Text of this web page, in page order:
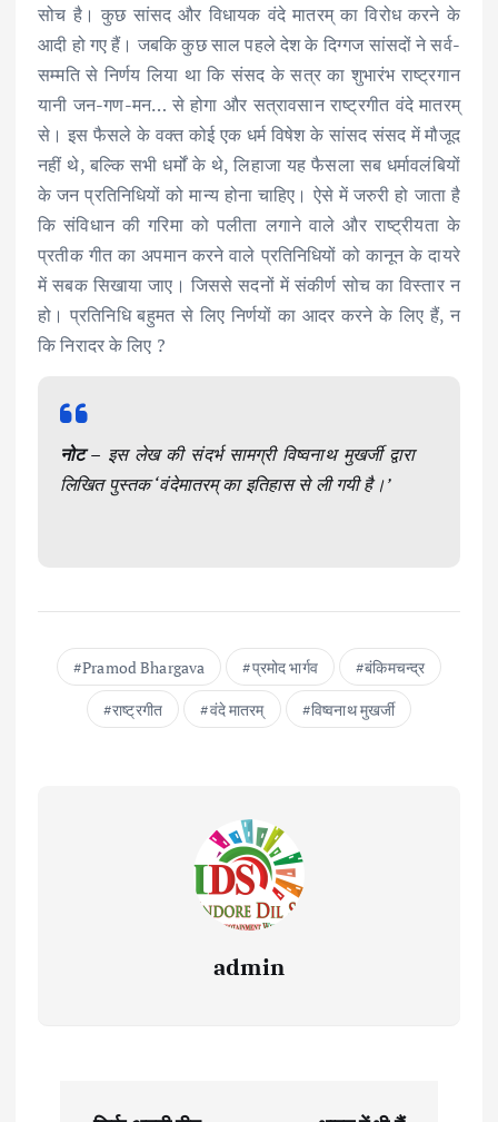
सोच है। कुछ सांसद और विधायक वंदे मातरम् का विरोध करने के
आदी हो गए हैं। जबकि कुछ साल पहले देश के दिग्गज सांसदों ने सर्व-
सम्मति से निर्णय लिया था कि संसद के सत्र का शुभारंभ राष्ट्रगान
यानी जन-गण-मन… से होगा और सत्रावसान राष्ट्रगीत वंदे मातरम्
से। इस फैसले के वक्त कोई एक धर्म विषेश के सांसद संसद में मौजूद
नहीं थे, बल्कि सभी धर्मों के थे, लिहाजा यह फैसला सब धर्मावलंबियों
के जन प्रतिनिधियों को मान्य होना चाहिए। ऐसे में जरुरी हो जाता है
कि संविधान की गरिमा को पलीता लगाने वाले और राष्ट्रीयता के
प्रतीक गीत का अपमान करने वाले प्रतिनिधियों को कानून के दायरे
में सबक सिखाया जाए। जिससे सदनों में संकीर्ण सोच का विस्तार न
हो। प्रतिनिधि बहुमत से लिए निर्णयों का आदर करने के लिए हैं, न
कि निरादर के लिए ?
नोट – इस लेख की संदर्भ सामग्री विष्वनाथ मुखर्जी द्वारा
लिखित पुस्तक ‘वंदेमातरम् का इतिहास से ली गयी है।’
Pramod Bhargava प्रमोद भार्गव
बंकिमचन्द्र
राष्ट्रगीत
वंदे मातरम् विष्वनाथ मुखर्जी
admin